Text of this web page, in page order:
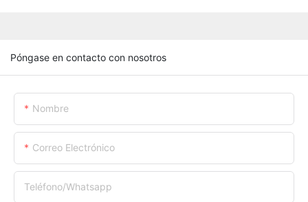
Póngase en contacto con nosotros
Nombre
Correo Electrónico
Teléfono/whatsapp